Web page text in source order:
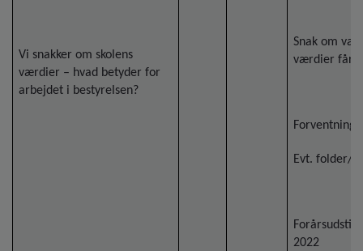
Vi snakker om skolens
værdier – hvad betyder for
arbejdet i bestyrelsen?
Snak om
værdier får
Evt. folder/
2022